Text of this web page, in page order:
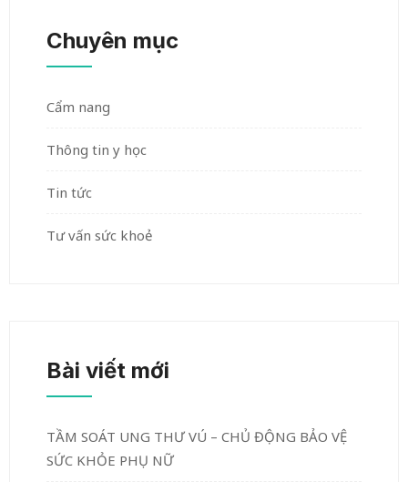
Chuyên mục
Cẩm nang
Thông tin y học
Tin tức
Tư vấn sức khoẻ
Bài viết mới
TẦM SOÁT UNG THƯ VÚ – CHỦ ĐỘNG BẢO VỆ
SỨC KHỎE PHỤ NỮ